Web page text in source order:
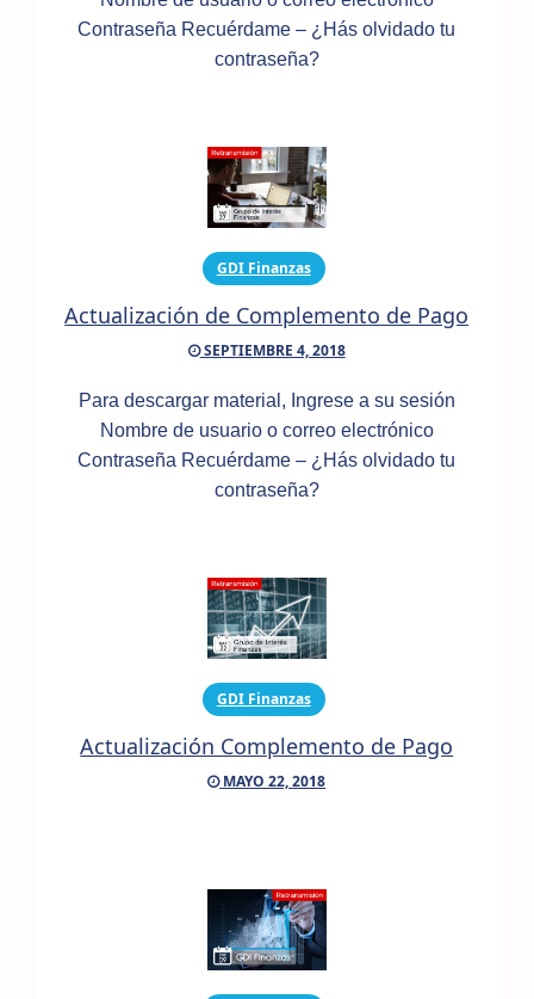
Contraseña Recuérdame – ¿Hás olvidado tu
contraseña?
GDI Finanzas
Actualización de Complemento de Pago
SEPTIEMBRE 4, 2018
Para descargar material, Ingrese a su sesión
Nombre de usuario o correo electrónico
Contraseña Recuérdame – ¿Hás olvidado tu
contraseña?
GDI Finanzas
Actualización Complemento de Pago
MAYO 22, 2018